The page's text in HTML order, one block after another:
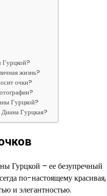
Гурцкой?
жизнь?
очки?
Гурцкой?
Гурцкая?
Гурцкой – ее безупречный
по-настоящему красивая,
и элегантностью.